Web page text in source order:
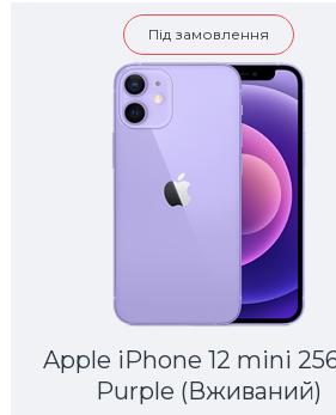
Під замовлення
Apple iPhone 12 mini
Purple (Вживаний)